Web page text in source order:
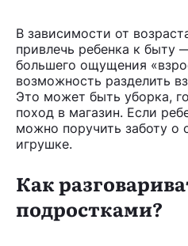
В зависимости от
привлечь ребенка к быту
большего ощущения
возможность разделить
Это может быть уборка,
поход в магазин. Если
можно поручить заботу о
игрушке.
Как
подростками?